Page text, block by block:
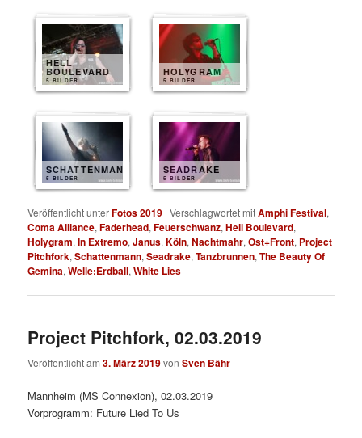
HELL
BOULEVARD
5 BILDER
HOLYGRAM
5 BILDER
SCHATTENMANN
5 BILDER
SEADRAKE
5 BILDER
Veröffentlicht unterFotos 2019 |Verschlagwortet mitAmphi Festival,
Coma Alliance,Faderhead,Feuerschwanz,Hell Boulevard,
Holygram,In Extremo,Janus,Köln,Nachtmahr,Ost+Front, Project
Pitchfork,Schattenmann,Seadrake,Tanzbrunnen,The Beauty Of
Gemina,Welle:Erdball,White Lies
Project Pitchfork, 02.03.2019
Veröffentlicht am3. März 2019vonSven Bähr
Mannheim (MS Connexion), 02.03.2019
Vorprogramm: Future Lied To Us